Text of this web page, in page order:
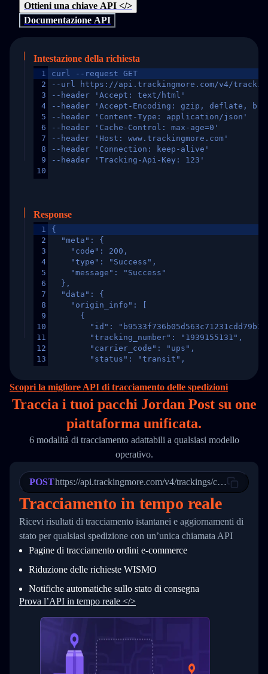
Ottieni una chiave API </>
Documentazione API
Intestazione della richiesta
1
2
3
4
5
6
7
8
9
10
curl --request GET
--url https://api.trackingmore.com/v4/trackings/
--header 'Accept: text/html'
--header 'Accept-Encoding: gzip, deflate,
--header 'Content-Type: application/json'
--header 'Cache-Control: max-age=0'
--header 'Host: www.trackingmore.com'
--header 'Connection: keep-alive'
--header 'Tracking-Api-Key: 123'
Response
1
2
3
4
5
6
7
8
9
10
11
12
13
16
17
21
24
26
27
28
30
31
32
33
34
{
  "meta": {
    "code": 200,
    "type": "Success",
    "message": "Success"
  },
  "data": {
    "origin_info": [
      {
"id":
        "tracking_number": "1939155131",
        "carrier_code": "ups",
        "status": "transit",
        "itemTimeLength": 2,
        "weblink": "",
        "phone": null,
        "trackinfo": [
          {
            "Date": "2017-03-08 04: 22: 00",
"StatusDescription": "Departed
          },
          {
            "Date": "2017-03-06 15:28:00",
"StatusDescription": "Shipment
"Details": "BEIJING-
          }
        ]
      }
    ]
  }
}
Scopri la migliore API di tracciamento delle spedizioni
Traccia i tuoi pacchi Jordan Post su one
piattaforma unificata.
6 modalità di tracciamento adattabili a qualsiasi modello
operativo.
POSThttps://api.trackingmore.com/v4/trackings/create
Tracciamento in tempo reale
Ricevi risultati di tracciamento istantanei e aggiornamenti di
stato per qualsiasi spedizione con un’unica chiamata API
Pagine di tracciamento ordini e‑commerce
Riduzione delle richieste WISMO
Notifiche automatiche sullo stato di consegna
Prova l’API in tempo reale </>